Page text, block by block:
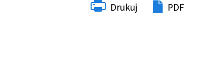
Drukuj PDF